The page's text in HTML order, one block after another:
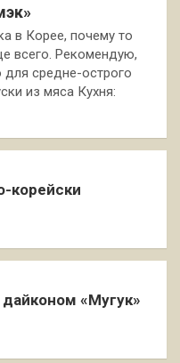
в Корее, почему то
всего. Рекомендую,
для средне-острого
из мяса Кухня:
корейски
«Мугук»